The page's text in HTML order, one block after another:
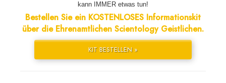
kann IMMER etwas tun!
Bestellen Sie ein KOSTENLOSES Informationskit
über die Ehrenamtlichen Scientology Geistlichen.
KIT BESTELLEN »